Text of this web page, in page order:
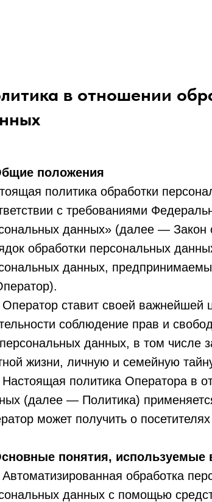
в отношении
положения
политика обработки
с требованиями
данных» (далее — Закон
обработки персональных
данных,
ставит своей важнейшей
соблюдение прав и
данных, в том числе
жизни, личную и семейную
политика Оператора в
(далее — Политика)
может получить о
понятия, используемые
обработка
данных с помощью